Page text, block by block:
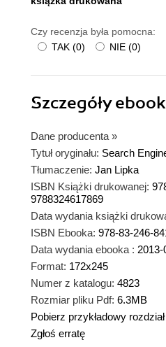
Czy recenzja była pomocna:
TAK (0) NIE (0)
Szczegóły
Dane producenta »
Tytuł oryginału: Search
Tłumaczenie: Jan Lipka
ISBN Książki drukowanej:
9788324617869
Data wydania książki
ISBN Ebooka: 978-83-246-
Data wydania ebooka : 2013-
Format: 172x245
Numer z katalogu: 4823
Rozmiar pliku Pdf: 6.3MB
Pobierz przykładowy
Zgłoś erratę